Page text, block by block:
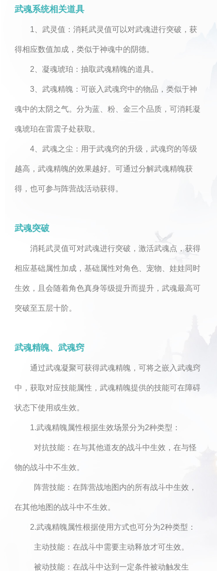
武魂系统相关道具
1、武灵值：消耗武灵值可以对武魂进行突破，获
得相应数值加成，类似于神魂中的阴德。
2、凝魂琥珀：抽取武魂精魄的道具。
3、武魂精魄：可嵌入武魂窍中的物品，类似于神
魂中的太阴之气。分为蓝、粉、金三个品质，可消耗凝
魂琥珀在雷震子处获取。
4、武魂之尘：用于武魂窍的升级，武魂窍的等级
越高，武魂精魄的效果越好。可通过分解武魂精魄获
得，也可参与阵营战活动获得。
武魂突破
消耗武灵值可对武魂进行突破，激活武魂点，获得
相应基础属性加成，基础属性对角色、宠物、娃娃同时
生效，且会随着角色真身等级提升而提升，武魂最高可
突破至五层十阶。
武魂精魄、武魂窍
通过武魂凝聚可获得武魂精魄，可将之嵌入武魂窍
中，获取对应技能属性，武魂精魄提供的技能可在障碍
状态下使用或生效。
1.武魂精魄属性根据生效场景分为2种类型：
对抗技能：在与其他道友的战斗中生效，在与怪
物的战斗中不生效。
阵营技能：在阵营战地图内的所有战斗中生效，
在其他地图的战斗中不生效。
2.武魂精魄属性根据使用方式也可分为2种类型：
主动技能：在战斗中需要主动释放才可生效。
被动技能：在战斗中达到一定条件被动触发生